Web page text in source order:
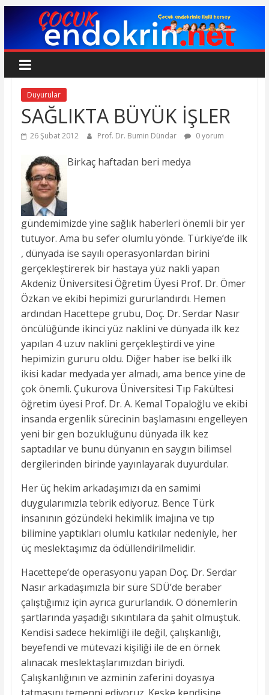
to
Çocuk
Endokrin
www.cocukendokrin.net
Duyurular
SAĞLIKTA BÜYÜK İŞLER
26 Şubat 2012 Prof. Dr. Bumin Dündar 0 yorum
Birkaç haftadan beri medya
gündemimizde yine sağlık haberleri önemli bir yer
tutuyor. Ama bu sefer olumlu yönde. Türkiye’de ilk
, dünyada ise sayılı operasyonlardan birini
gerçekleştirerek bir hastaya yüz nakli yapan
Akdeniz Üniversitesi Öğretim Üyesi Prof. Dr. Ömer
Özkan ve ekibi hepimizi gururlandırdı. Hemen
ardından Hacettepe grubu, Doç. Dr. Serdar Nasır
öncülüğünde ikinci yüz naklini ve dünyada ilk kez
yapılan 4 uzuv naklini gerçekleştirdi ve yine
hepimizin gururu oldu. Diğer haber ise belki ilk
ikisi kadar medyada yer almadı, ama bence yine de
çok önemli. Çukurova Üniversitesi Tıp Fakültesi
öğretim üyesi Prof. Dr. A. Kemal Topaloğlu ve ekibi
insanda ergenlik sürecinin başlamasını engelleyen
yeni bir gen bozukluğunu dünyada ilk kez
saptadılar ve bunu dünyanın en saygın bilimsel
dergilerinden birinde yayınlayarak duyurdular.
Her üç hekim arkadaşımızı da en samimi
duygularımızla tebrik ediyoruz. Bence Türk
insanının gözündeki hekimlik imajına ve tıp
bilimine yaptıkları olumlu katkılar nedeniyle, her
üç meslektaşımız da ödüllendirilmelidir.
Hacettepe’de operasyonu yapan Doç. Dr. Serdar
Nasır arkadaşımızla bir süre SDÜ’de beraber
çalıştığımız için ayrıca gururlandık. O dönemlerin
şartlarında yaşadığı sıkıntılara da şahit olmuştuk.
Kendisi sadece hekimliği ile değil, çalışkanlığı,
beyefendi ve mütevazi kişiliği ile de en örnek
alınacak meslektaşlarımızdan biriydi.
Çalışkanlığının ve azminin zaferini doyasıya